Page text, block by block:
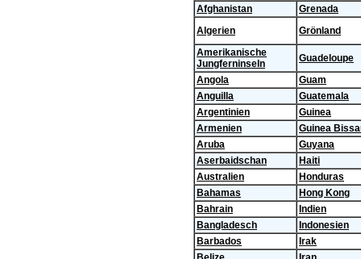
Afghanistan
Grenada
Algerien
Grönland
Amerikanische
Jungferninseln
Guadeloupe
Angola
Guam
Anguilla
Guatemala
Argentinien
Guinea
Armenien
Guinea
Aruba
Guyana
Aserbaidschan
Haiti
Australien
Honduras
Bahamas
Hong Kong
Bahrain
Indien
Bangladesch
Indonesien
Barbados
Irak